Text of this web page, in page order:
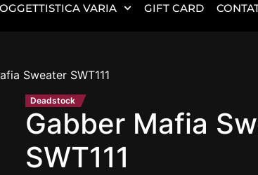
OGGETTISTICA VARIA GIFT CARD
Sweater SWT111
Deadstock
Gabber Mafia
SWT111